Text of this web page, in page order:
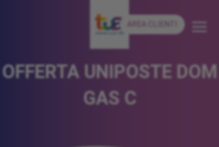
OFFERTA UNIPOSTE DOM
GAS C